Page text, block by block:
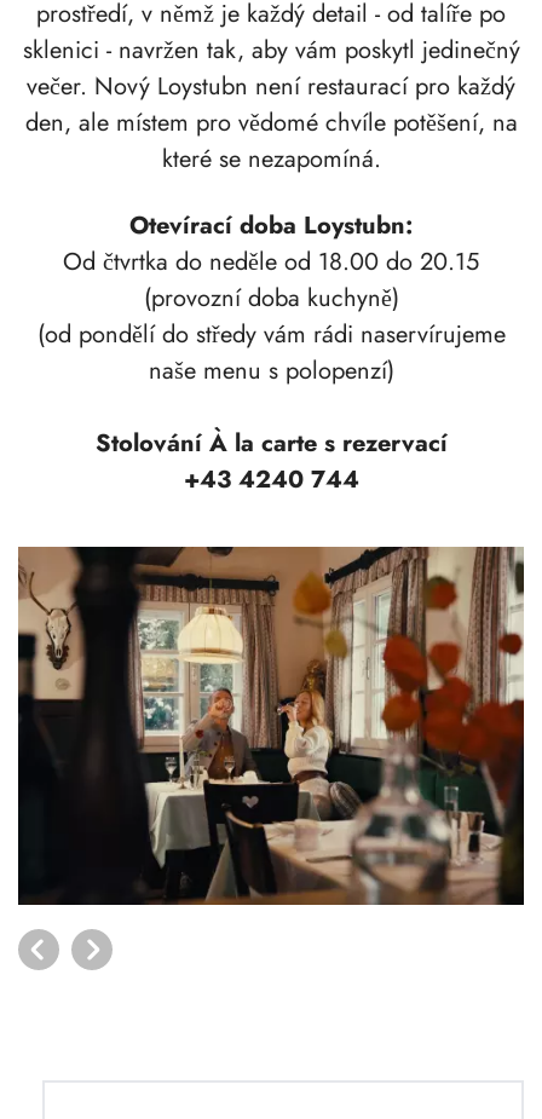
prostředí, v němž je každý detail - od talíře po
sklenici - navržen tak, aby vám poskytl jedinečný
večer. Nový Loystubn není restaurací pro každý
den, ale místem pro vědomé chvíle potěšení, na
které se nezapomíná.
Otevírací doba Loystubn:
Od čtvrtka do neděle od 18.00 do 20.15
(provozní doba kuchyně)
(od pondělí do středy vám rádi naservírujeme
naše menu s polopenzí)
Stolování À la carte s rezervací
+43 4240 744